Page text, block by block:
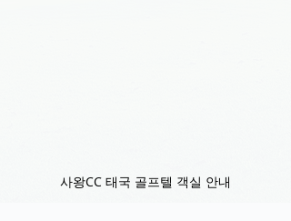
사왕CC 태국 골프텔 객실 안내